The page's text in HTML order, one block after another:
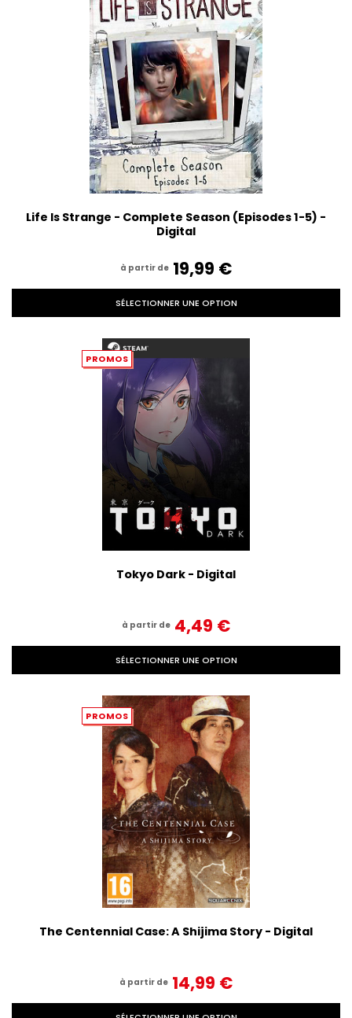
Life Is Strange - Complete Season (Episodes 1-5) -
Digital
à partir de 19,99‎ ‎€
SÉLECTIONNER UNE OPTION
PROMOS
Tokyo Dark - Digital
à partir de 4,49‎ ‎€
SÉLECTIONNER UNE OPTION
PROMOS
The Centennial Case: A Shijima Story - Digital
à partir de 14,99‎ ‎€